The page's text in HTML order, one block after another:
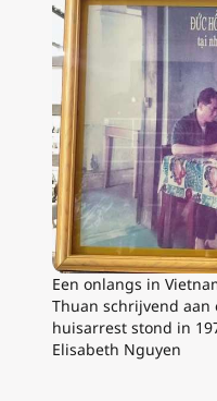
Een onlangs in
Thuan schrijvend
huisarrest stond in
Elisabeth Nguyen